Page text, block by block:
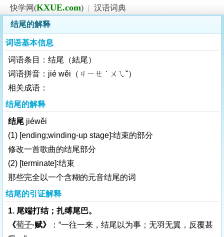
快学网(KXUE.com) | 汉语词典
结尾的解释
词语基本信息
词语条目：结尾（結尾）
词语拼音：jié wěi（ㄐㄧㄝ ˊ ㄨㄟˇ）
相关成语：
结尾的解释
结尾 jiéwěi
(1) [ending;winding-up stage]∶结束的部分
修改一首歌曲的结尾部分
(2) [terminate]∶结束
那些完全以一个含糊的元音结尾的词
结尾的引证解释
1. 尾端打结；扎缚尾巴。
《荀子·赋》
：“一往一来，结尾以为事；无羽无翼，反覆甚